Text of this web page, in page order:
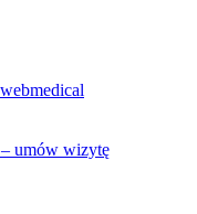
umów wizytę